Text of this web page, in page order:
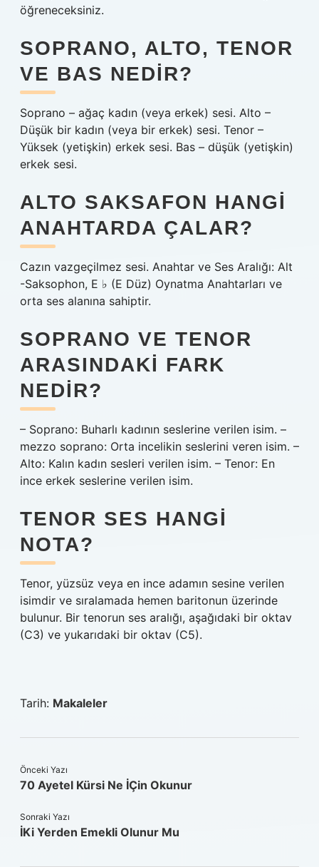
öğreneceksiniz.
SOPRANO, ALTO, TENOR
VE BAS NEDIR?
Soprano – ağaç kadın (veya erkek) sesi. Alto –
Düşük bir kadın (veya bir erkek) sesi. Tenor –
Yüksek (yetişkin) erkek sesi. Bas – düşük (yetişkin)
erkek sesi.
ALTO SAKSAFON HANGI
ANAHTARDA ÇALAR?
Cazın vazgeçilmez sesi. Anahtar ve Ses Aralığı: Alt
-Saksophon, E ♭ (E Düz) Oynatma Anahtarları ve
orta ses alanına sahiptir.
SOPRANO VE TENOR
ARASINDAKI FARK
NEDIR?
– Soprano: Buharlı kadının seslerine verilen isim. –
mezzo soprano: Orta incelikin seslerini veren isim. –
Alto: Kalın kadın sesleri verilen isim. – Tenor: En
ince erkek seslerine verilen isim.
TENOR SES HANGI
NOTA?
Tenor, yüzsüz veya en ince adamın sesine verilen
isimdir ve sıralamada hemen baritonun üzerinde
bulunur. Bir tenorun ses aralığı, aşağıdaki bir oktav
(C3) ve yukarıdaki bir oktav (C5).
Tarih: Makaleler
Önceki Yazı
70 Ayetel Kürsi Ne İÇin Okunur
Sonraki Yazı
İKi Yerden Emekli Olunur Mu